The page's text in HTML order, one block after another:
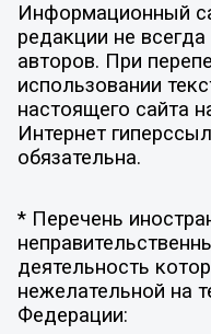
Информационный
редакции не
авторов. При
использовании
настоящего сайта
Интернет
обязательна.
* Перечень
деятельность
нежелательной на
Федерации: